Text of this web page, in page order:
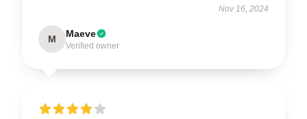
Nov 16, 2024
M Maeve
Verified owner